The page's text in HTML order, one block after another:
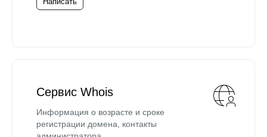
Сервис Whois
Информация о возрасте и сроке
регистрации домена, контакты